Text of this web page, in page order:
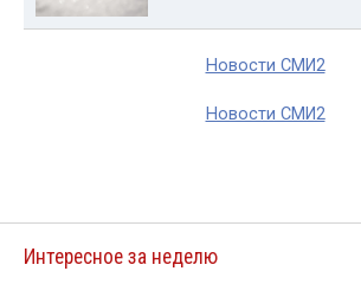
Новости СМИ2
Новости СМИ2
Интересное за неделю